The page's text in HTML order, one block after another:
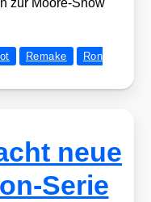
zur Moo­re-Show
Remake
Ron
neue
Serie